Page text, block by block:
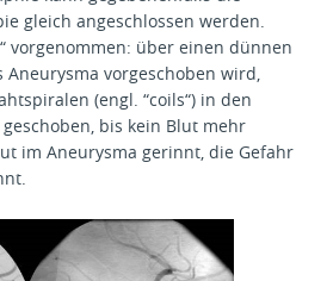
gleich angeschlossen werden.
vorgenommen: über einen dünnen
vorgeschoben wird,
(engl. “coils“) in den
bis kein Blut mehr
im Aneurysma gerinnt, die Gefahr